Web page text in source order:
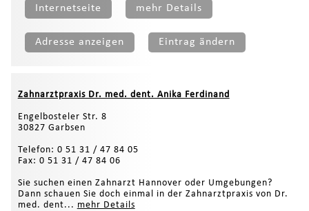
Internetseite mehr Details
Adresse anzeigen Eintrag ändern
Zahnarztpraxis Dr. med. dent. Anika Ferdinand
Engelbosteler Str. 8
30827 Garbsen
Telefon: 0 51 31 / 47 84 05
Fax: 0 51 31 / 47 84 06
Sie suchen einen Zahnarzt Hannover oder Umgebungen?
Dann schauen Sie doch einmal in der Zahnarztpraxis von Dr.
med. dent... mehr Details